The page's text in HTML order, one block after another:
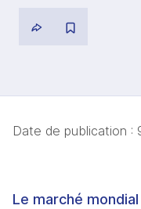
Date de publication :
Le marché